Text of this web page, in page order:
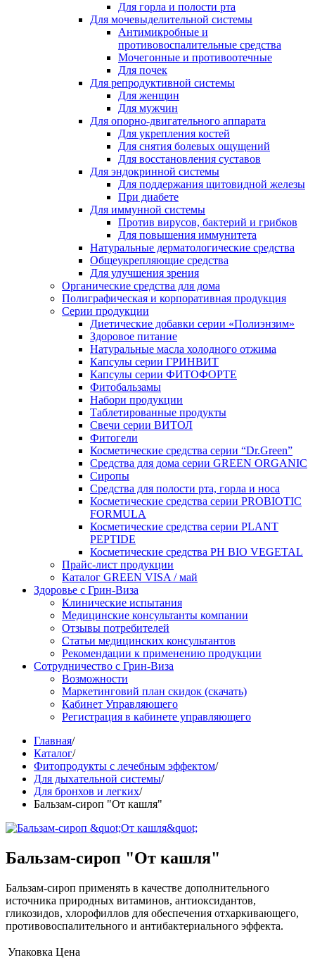
Для горла и полости рта
Для мочевыделительной системы
Антимикробные и
противовоспалительные средства
Мочегонные и противоотечные
Для почек
Для репродуктивной системы
Для женщин
Для мужчин
Для опорно-двигательного аппарата
Для укрепления костей
Для снятия болевых ощущений
Для восстановления суставов
Для эндокринной системы
Для поддержания щитовидной железы
При диабете
Для иммунной системы
Против вирусов, бактерий и грибков
Для повышения иммунитета
Натуральные дерматологические средства
Общеукрепляющие средства
Для улучшения зрения
Органические средства для дома
Полиграфическая и корпоративная продукция
Серии продукции
Диетические добавки серии «Полиэнзим»
Здоровое питание
Натуральные масла холодного отжима
Капсулы серии ГРИНВИТ
Капсулы серии ФИТОФОРТЕ
Фитобальзамы
Набори продукции
Таблетированные продукты
Свечи серии ВИТОЛ
Фитогели
Косметические средства серии “Dr.Green”
Средства для дома серии GREEN ORGANIC
Сиропы
Средства для полости рта, горла и носа
Косметические средства серии PROBIOTIC
FORMULA
Косметические средства серии PLANT
PEPTIDE
Косметические средства PH BIO VEGETAL
Прайс-лист продукции
Каталог GREEN VISA / май
Здоровье с Грин-Виза
Клинические испытания
Медицинские консультанты компании
Отзывы потребителей
Статьи медицинских консультантов
Рекомендации к применению продукции
Сотрудничество с Грин-Виза
Возможности
Маркетинговий план скидок (скачать)
Кабинет Управляющего
Регистрация в кабинете управляющего
Главная/
Каталог/
Фитопродукты с лечебным эффектом/
Для дыхательной системы/
Для бронхов и легких/
Бальзам-сироп "От кашля"
Бальзам-сироп "От кашля"
Бальзам-сироп применять в качестве дополнительного
источника природных витаминов, антиоксидантов,
гликозидов, хлорофиллов для обеспечения отхаркивающего,
противовоспалительного и антибактериального эффекта.
Упаковка Цена